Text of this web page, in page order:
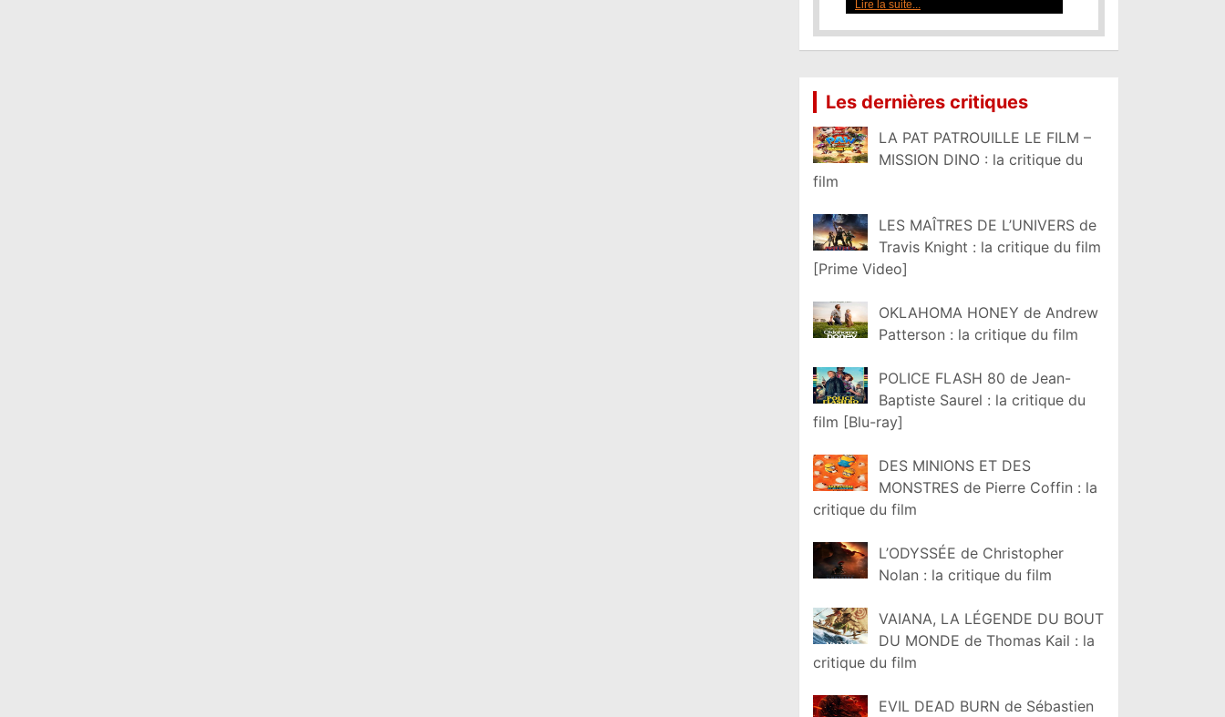
Les dernières critiques
LA PAT PATROUILLE LE FILM –
MISSION DINO : la critique du
film
LES MAÎTRES DE L’UNIVERS de
Travis Knight : la critique du film
[Prime Video]
OKLAHOMA HONEY de Andrew
Patterson : la critique du film
POLICE FLASH 80 de Jean-
Baptiste Saurel : la critique du
film [Blu-ray]
DES MINIONS ET DES
MONSTRES de Pierre Coffin : la
critique du film
L’ODYSSÉE de Christopher
Nolan : la critique du film
VAIANA, LA LÉGENDE DU BOUT
DU MONDE de Thomas Kail : la
critique du film
EVIL DEAD BURN de Sébastien